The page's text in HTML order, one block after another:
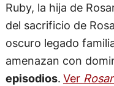
Ruby, la hija de
del sacrificio de
oscuro legado
amenazan con
episodios. Ver